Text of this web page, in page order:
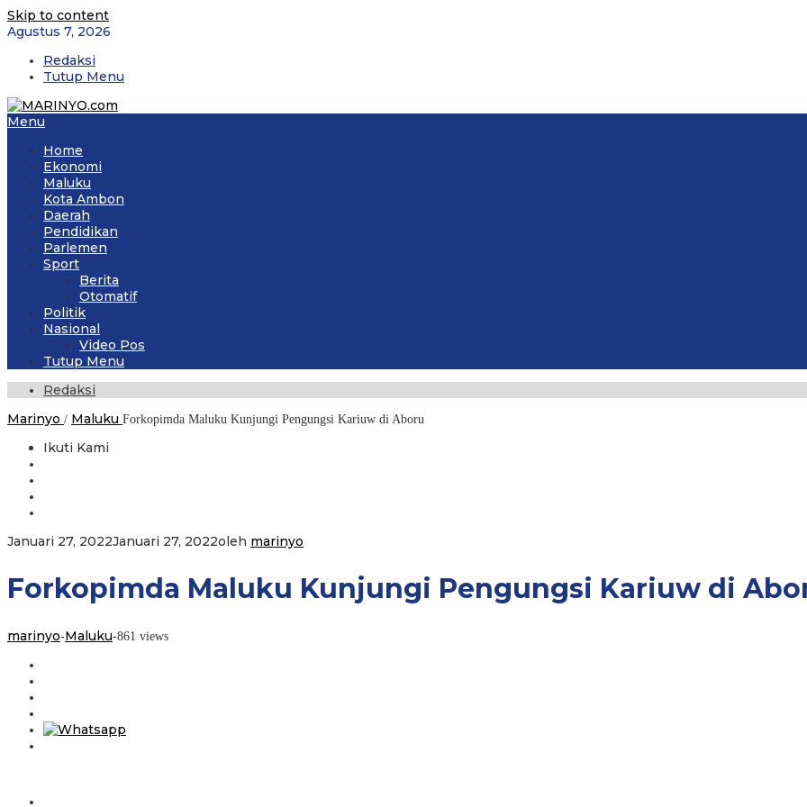
Skip to content
Agustus 7, 2026
Redaksi
Tutup Menu
Menu
Home
Ekonomi
Maluku
Kota Ambon
Daerah
Pendidikan
Parlemen
Sport
Berita
Otomatif
Politik
Nasional
Video Pos
Tutup Menu
Redaksi
Marinyo / Maluku Forkopimda Maluku Kunjungi Pengungsi Kariuw di Aboru
Ikuti Kami
Januari 27, 2022Januari 27, 2022oleh marinyo
Forkopimda Maluku Kunjungi Pengungsi Kariuw di
marinyo-Maluku-861 views